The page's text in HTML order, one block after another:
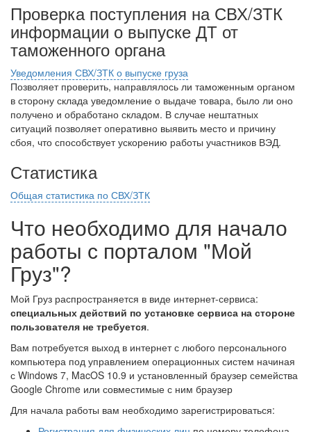
Проверка поступления на СВХ/ЗТК
информации о выпуске ДТ от
таможенного органа
Уведомления СВХ/ЗТК о выпуске груза
Позволяет проверить, направлялось ли таможенным органом
в сторону склада уведомление о выдаче товара, было ли оно
получено и обработано складом. В случае нештатных
ситуаций позволяет оперативно выявить место и причину
сбоя, что способствует ускорению работы участников ВЭД.
Статистика
Общая статистика по СВХ/ЗТК
Что необходимо для начало
работы с порталом "Мой
Груз"?
Мой Груз распространяется в виде интернет-сервиса:
специальных действий по установке сервиса на стороне
пользователя не требуется.
Вам потребуется выход в интернет с любого персонального
компьютера под управлением операционных систем начиная
с Windows 7, MacOS 10.9 и установленный браузер семейства
Google Chrome или совместимые с ним браузер
Для начала работы вам необходимо зарегистрироваться: